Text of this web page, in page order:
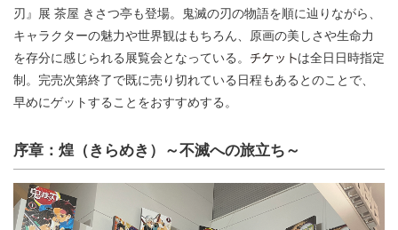
刃』展 茶屋 きさつ亭も登場。鬼滅の刃の物語を順に辿りながら、
キャラクターの魅力や世界観はもちろん、原画の美しさや生命力
を存分に感じられる展覧会となっている。
は全日日時指定
制。完売次第終了で既に売り切れている日程もあるとのことで、
早めにゲットすることをおすすめする。
序章：煌（きらめき）～不滅への旅立ち～